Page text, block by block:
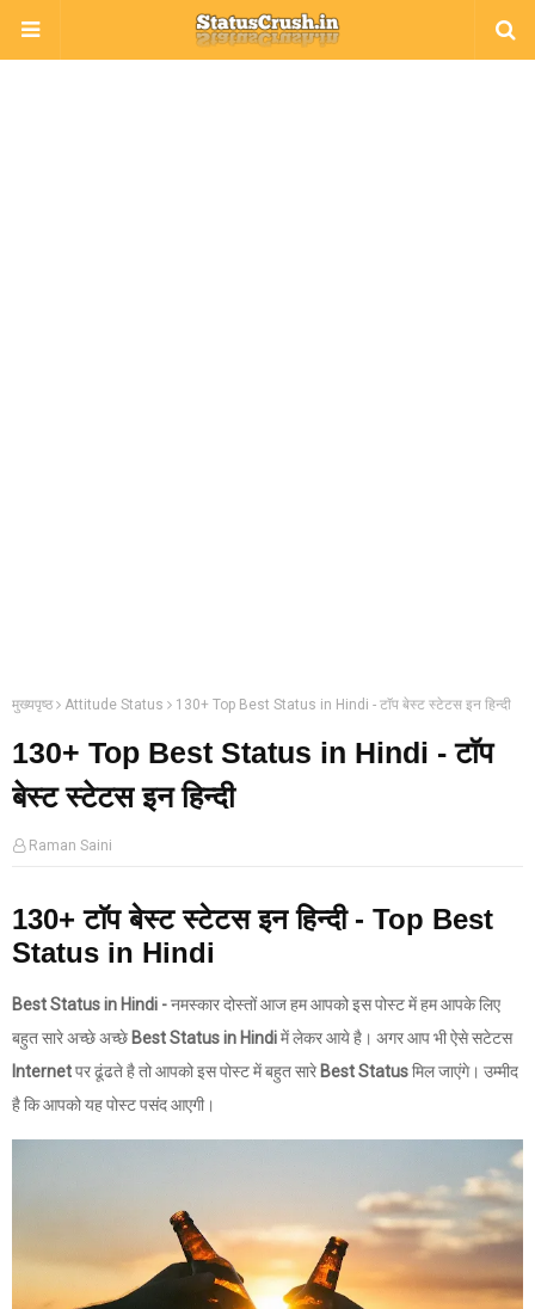
मुख्यपृष्ठ Attitude Status 130+ Top Best Status in Hindi - टाॅप बेस्ट स्टेटस इन हिन्दी
130+ Top Best Status in Hindi - टाॅप
बेस्ट स्टेटस इन हिन्दी
Raman Saini
130+ टाॅप बेस्ट स्टेटस इन हिन्दी - Top Best
Status in Hindi
Best Status in Hindi -नमस्कार दोस्तों आज हम आपको इस पोस्ट में हम आपके लिए
बहुत सारे अच्छे अच्छे Best Status in Hindiमें लेकर आये है। अगर आप भी ऐसे सटेटस
Internetपर ढूंढते है तो आपको इस पोस्ट में बहुत सारे Best Statusमिल जाएंगे। उम्मीद
है कि आपको यह पोस्ट पसंद आएगी।